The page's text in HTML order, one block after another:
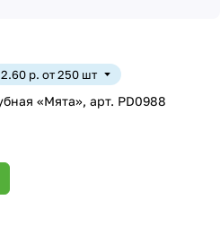
2.60 р. от 250 шт
OVIO Паста зубная «Мята», арт. PD0988